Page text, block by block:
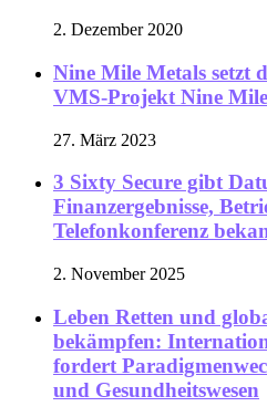
2. Dezember 2020
Nine Mile Metals setzt
VMS-Projekt Nine
27. März 2023
3 Sixty Secure gibt
Finanzergebnisse,
Telefonkonferenz
2. November 2025
Leben Retten und
bekämpfen:
fordert
und Gesundheitswesen